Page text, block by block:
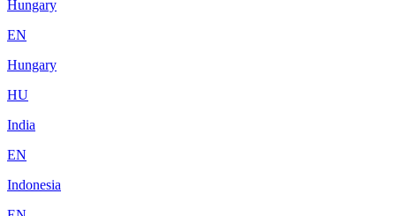
Hungary
EN
Hungary
HU
India
EN
Indonesia